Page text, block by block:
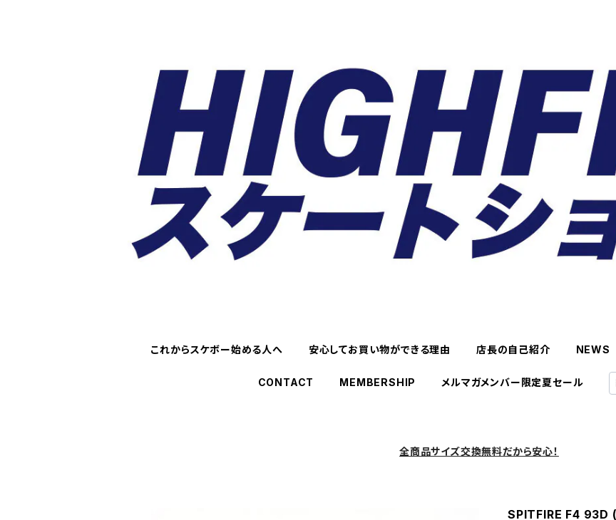
これからスケボー始める人へ 安心してお買い物ができる理由 店長の自己紹介 NEWS
CONTACT MEMBERSHIP メルマガメンバー限定夏セール
全商品サイズ交換無料だから安心！
SPITFIRE F4 93D